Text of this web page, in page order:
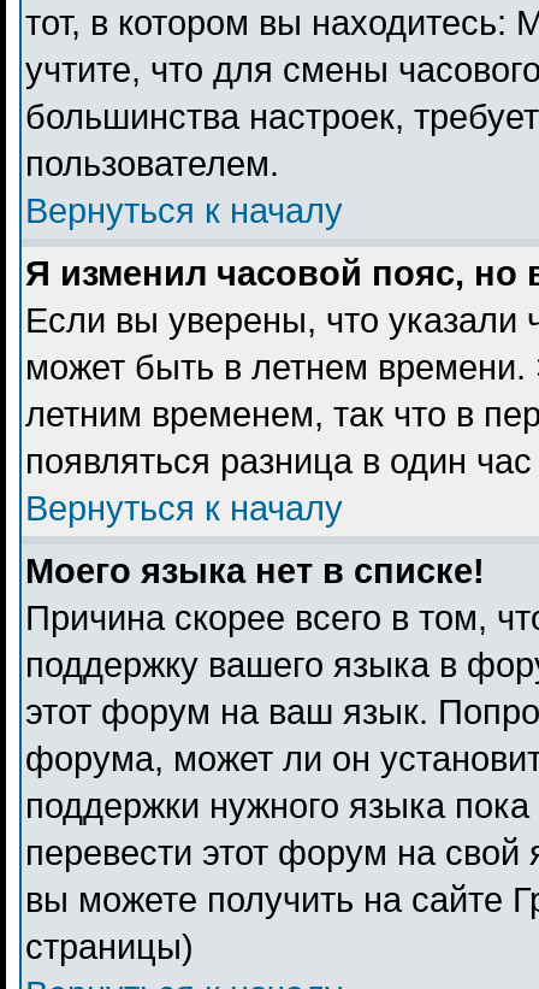
тот, в котором вы находитесь:
учтите, что для смены
большинства настроек,
пользователем.
Вернуться к началу
Я изменил часовой пояс, но
Если вы уверены, что указали
может быть в летнем
летним временем, так что в
появляться разница в один
Вернуться к началу
Моего языка нет в списке!
Причина скорее всего в том,
поддержку вашего языка в
этот форум на ваш язык.
форума, может ли он
поддержки нужного языка
перевести этот форум на
вы можете получить на сайте
страницы)